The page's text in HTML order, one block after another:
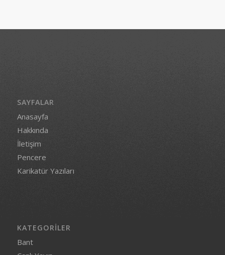
SAYFALAR
Anasayfa
Hakkında
İletişim
Pencere
Karikatür Yazıları
KATEGORILER
Bant